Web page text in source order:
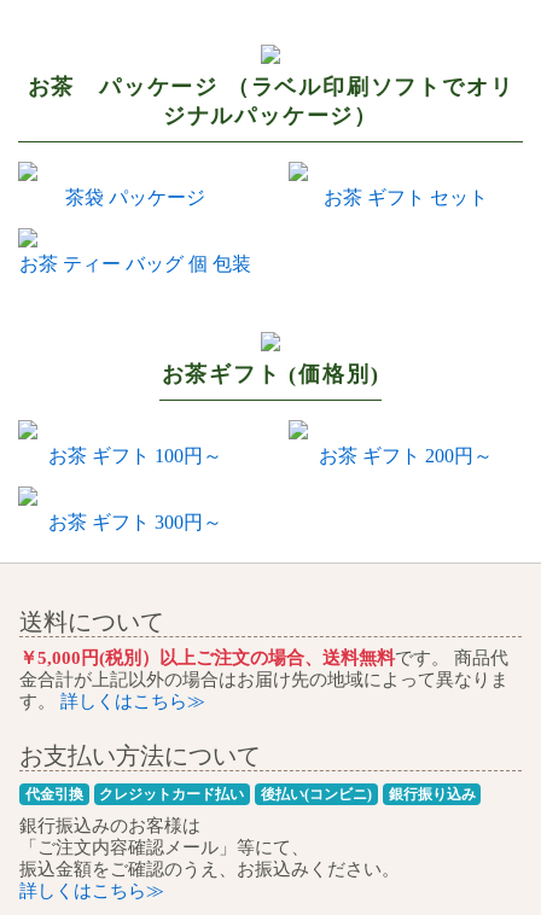
お茶 パッケージ （ラベル印刷ソフトでオリ
ジナルパッケージ）
茶袋 パッケージ お茶 ギフト セット
お茶 ティー バッグ 個 包装
お茶ギフト (価格別)
お茶 ギフト 100円～ お茶 ギフト 200円～
お茶 ギフト 300円～
送料について
￥5,000円(税別）以上ご注文の場合、送料無料です。 商品代
金合計が上記以外の場合はお届け先の地域によって異なりま
す。
詳しくはこちら≫
お支払い方法について
代金引換 クレジットカード払い 後払い(コンビニ) 銀行振り込み
銀行振込みのお客様は
「ご注文内容確認メール」等にて、
振込金額をご確認のうえ、お振込みください。
詳しくはこちら≫